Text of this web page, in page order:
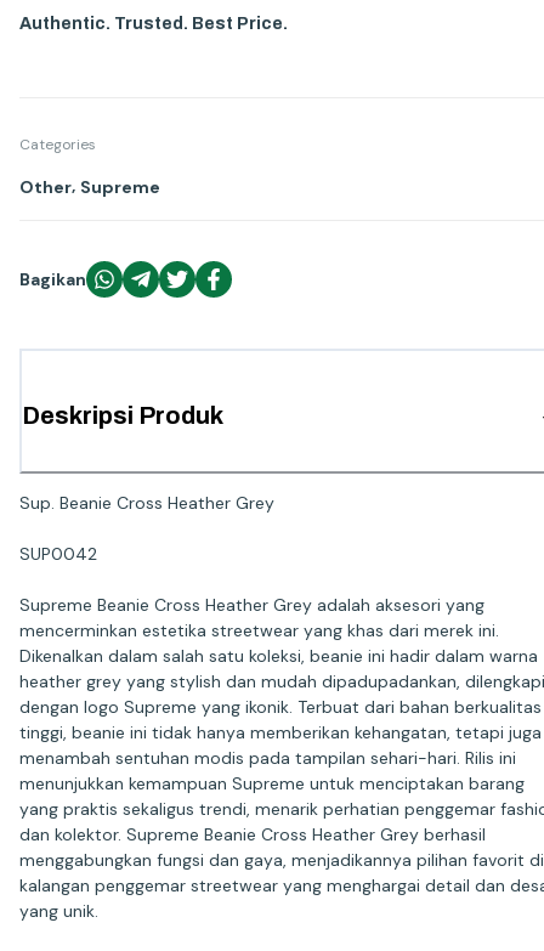
Authentic. Trusted. Best Price.
Categories
Other Supreme
Bagikan
Deskripsi Produk
Sup. Beanie Cross Heather Grey
SUP0042
Supreme Beanie Cross Heather Grey adalah aksesori yang
mencerminkan estetika streetwear yang khas dari merek ini.
Dikenalkan dalam salah satu koleksi, beanie ini hadir dalam warna
heather grey yang stylish dan mudah dipadupadankan, dilengkapi
dengan logo Supreme yang ikonik. Terbuat dari bahan berkualitas
tinggi, beanie ini tidak hanya memberikan kehangatan, tetapi juga
menambah sentuhan modis pada tampilan sehari-hari. Rilis ini
menunjukkan kemampuan Supreme untuk menciptakan barang
yang praktis sekaligus trendi, menarik perhatian penggemar
dan kolektor. Supreme Beanie Cross Heather Grey berhasil
menggabungkan fungsi dan gaya, menjadikannya pilihan favorit di
kalangan penggemar streetwear yang menghargai detail dan
yang unik.